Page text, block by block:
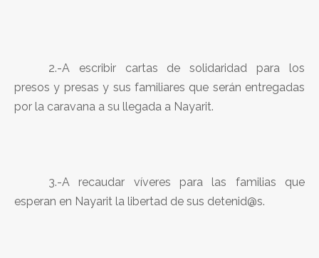
2.-A escribir cartas de solidaridad para los
presos y presas y sus familiares que serán entregadas
por la caravana a su llegada a Nayarit.
3.-A recaudar víveres para las familias que
esperan en Nayarit la libertad de sus detenid@s.